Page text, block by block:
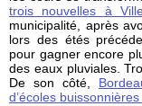
trois nouvelles à
municipalité, après
lors des étés
pour gagner encore
des eaux pluviales.
De son côté,
d’écoles buissonnières